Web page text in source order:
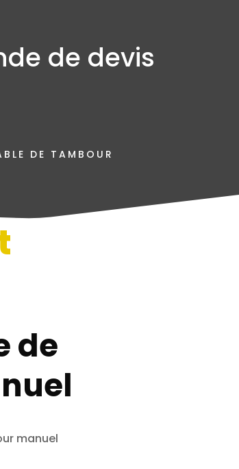
de devis
DE TAMBOUR
de
manuel